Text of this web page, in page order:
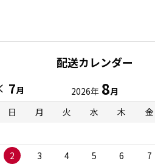
配送カレンダー
7月 2026年 8月
日
月 火 水 木 金
2
3 4 5 6 7